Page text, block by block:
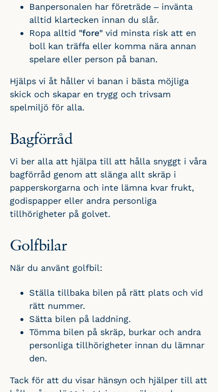
Banpersonalen har företräde – invänta
alltid klartecken innan du slår.
Ropa alltid "fore"vid minsta risk att en
boll kan träffa eller komma nära annan
spelare eller person på banan.
Hjälps vi åt håller vi banan i bästa möjliga
skick och skapar en trygg och trivsam
spelmiljö för alla.
Bagförråd
Vi ber alla att hjälpa till att hålla snyggt i våra
bagförråd genom att slänga allt skräp i
papperskorgarna och inte lämna kvar frukt,
godispapper eller andra personliga
tillhörigheter på golvet.
Golfbilar
När du använt golfbil:
Ställa tillbaka bilen på rätt plats och vid
rätt nummer.
Sätta bilen på laddning.
Tömma bilen på skräp, burkar och andra
personliga tillhörigheter innan du lämnar
den.
Tack för att du visar hänsyn och hjälper till att